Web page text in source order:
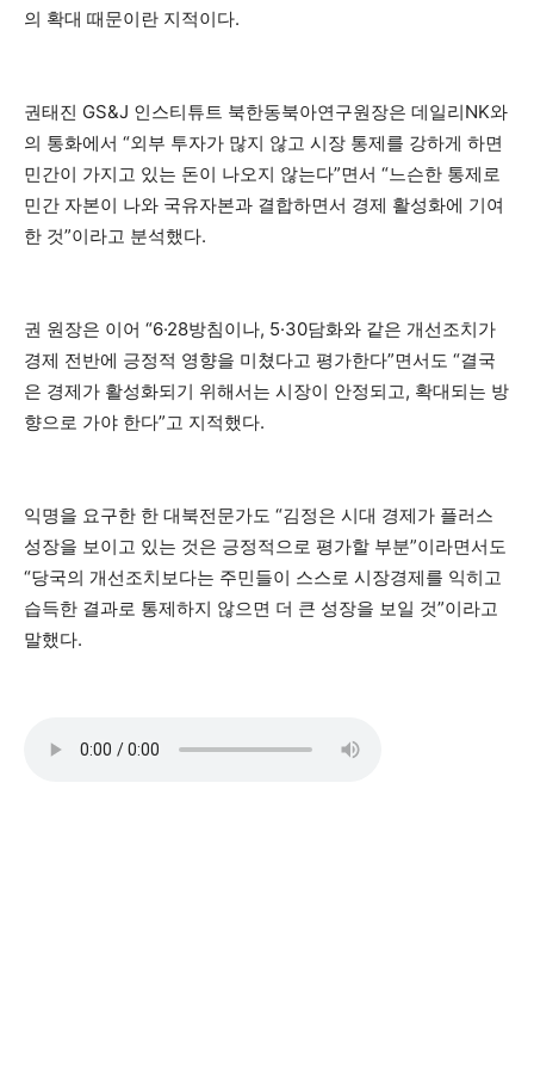
의 확대 때문이란 지적이다.
권태진 GS&J 인스티튜트 북한동북아연구원장은 데일리NK와
의 통화에서 “외부 투자가 많지 않고 시장 통제를 강하게 하면
민간이 가지고 있는 돈이 나오지 않는다”면서 “느슨한 통제로
민간 자본이 나와 국유자본과 결합하면서 경제 활성화에 기여
한 것”이라고 분석했다.
권 원장은 이어 “6·28방침이나, 5·30담화와 같은 개선조치가
경제 전반에 긍정적 영향을 미쳤다고 평가한다”면서도 “결국
은 경제가 활성화되기 위해서는 시장이 안정되고, 확대되는 방
향으로 가야 한다”고 지적했다.
익명을 요구한 한 대북전문가도 “김정은 시대 경제가 플러스
성장을 보이고 있는 것은 긍정적으로 평가할 부분”이라면서도
“당국의 개선조치보다는 주민들이 스스로 시장경제를 익히고
습득한 결과로 통제하지 않으면 더 큰 성장을 보일 것”이라고
말했다.